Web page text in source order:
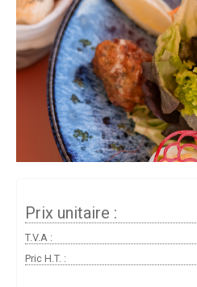
Prix unitaire :
T.V.A :
Pric H.T. :